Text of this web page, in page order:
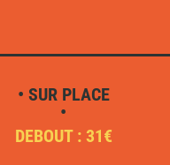
• SUR PLACE
•
DEBOUT : 31€